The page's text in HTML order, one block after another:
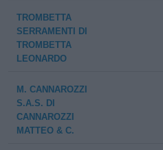
TROMBETTA
SERRAMENTI DI
TROMBETTA
LEONARDO
M. CANNAROZZI
S.A.S. DI
CANNAROZZI
MATTEO & C.